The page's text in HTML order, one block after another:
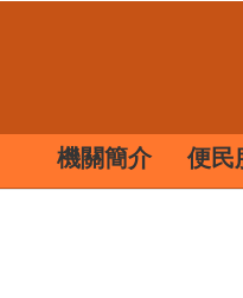
機關簡介 便民